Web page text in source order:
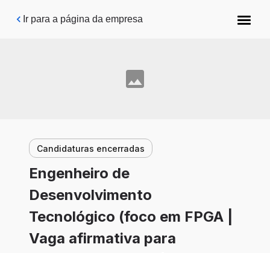
Pular para o conteúdo principal
Ir para a página da empresa
Candidaturas encerradas
Engenheiro de
Desenvolvimento
Tecnológico (foco em FPGA |
Vaga afirmativa para